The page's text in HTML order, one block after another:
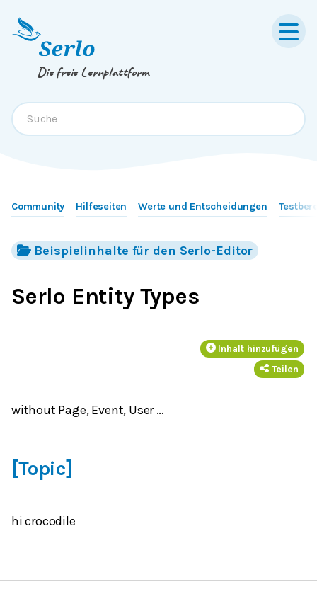
Springe zum
Die freie Lernplattform
Community Hilfeseiten Werte und Entscheidungen
Beispielinhalte für den Serlo-Editor
Serlo Entity Types
Inhalt hinzufügen
Teilen
without Page, Event, User …
[Topic]
hi crocodile